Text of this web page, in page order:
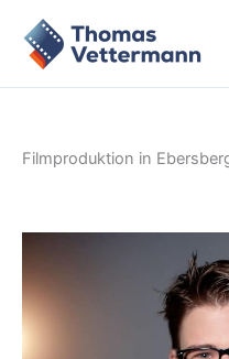
Inhalt
springen
Filmproduktion in